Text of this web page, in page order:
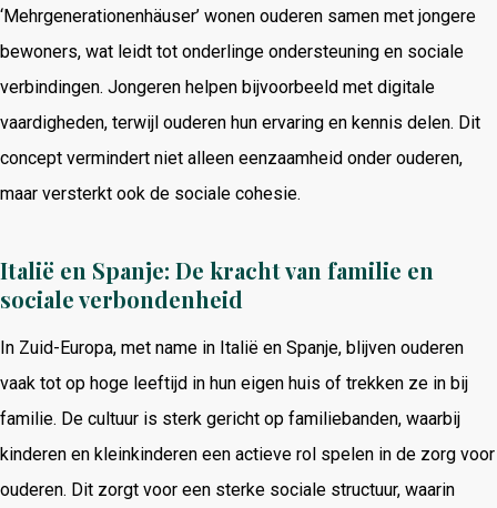
‘Mehrgenerationenhäuser’ wonen ouderen samen met jongere
bewoners, wat leidt tot onderlinge ondersteuning en sociale
verbindingen. Jongeren helpen bijvoorbeeld met digitale
vaardigheden, terwijl ouderen hun ervaring en kennis delen. Dit
concept vermindert niet alleen eenzaamheid onder ouderen,
maar versterkt ook de sociale cohesie.
Italië en Spanje: De kracht van familie en
sociale verbondenheid
In Zuid-Europa, met name in Italië en Spanje, blijven ouderen
vaak tot op hoge leeftijd in hun eigen huis of trekken ze in bij
familie. De cultuur is sterk gericht op familiebanden, waarbij
kinderen en kleinkinderen een actieve rol spelen in de zorg voor
ouderen. Dit zorgt voor een sterke sociale structuur, waarin